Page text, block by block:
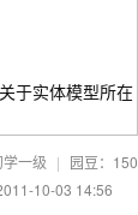
于实体模型所在
学一级 | 园豆： 150
10-03 14:56